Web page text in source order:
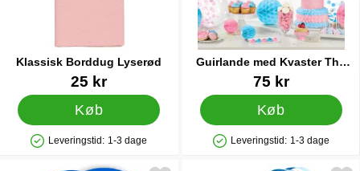
Klassisk Borddug Lyserød
Varenr 8327925 kr
Køb
Produkttilgængelighed: På lager
Leveringstid: 1-3 dage
Guirlande med Kvaster The
Big Reveal
Varenr 2962475 kr
Køb
Produkttilgængelighed: På lager
Leveringstid: 1-3 dage